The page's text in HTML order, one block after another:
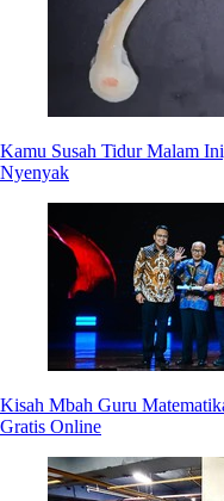
Kamu Susah Tidur Malam
Nyenyak
Kisah Mbah Guru
Gratis Online